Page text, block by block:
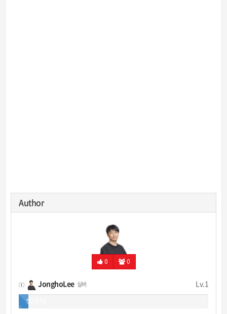
Author
0 0
Lv.1
JonghoLee 실버
50 (5%)